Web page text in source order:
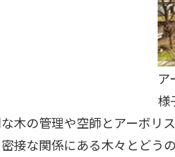
ア
様
木の管理や空師とアーボリ
接な関係にある木々とどう